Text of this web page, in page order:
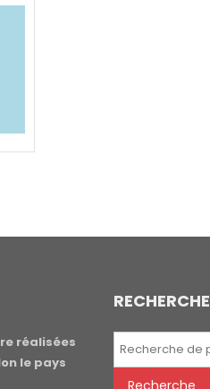
réalisées
le pays
RECHERCHE
Recherche
Recherche